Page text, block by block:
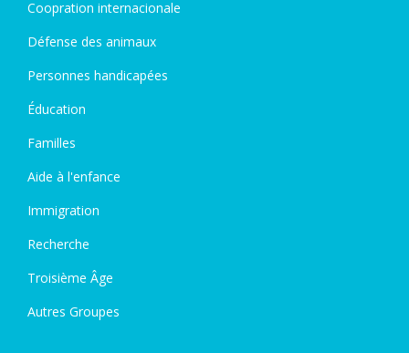
Coopration internacionale
Défense des animaux
Personnes handicapées
Éducation
Familles
Aide à l'enfance
Immigration
Recherche
Troisième Âge
Autres Groupes